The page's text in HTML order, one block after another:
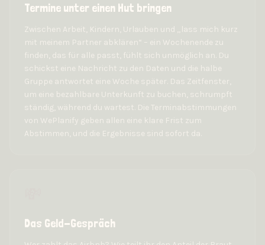
Termine unter einen Hut bringen
Zwischen Arbeit, Kindern, Urlauben und „lass mich kurz
mit meinem Partner abklären“ – ein Wochenende zu
finden, das für alle passt, fühlt sich unmöglich an. Du
schickst eine Nachricht zu den Daten und die halbe
Gruppe antwortet eine Woche später. Das Zeitfenster,
um eine bezahlbare Unterkunft zu buchen, schrumpft
ständig, während du wartest. Die Terminabstimmungen
von WePlanify geben allen eine klare Frist zum
Abstimmen, und die Ergebnisse sind sofort da.
Das Geld-Gespräch